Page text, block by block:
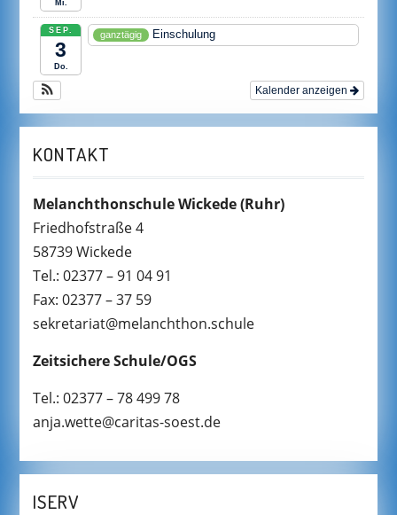
Mi.
SEP.
3
Do.
ganztägig Einschulung
Kalender anzeigen
KONTAKT
Melanchthonschule Wickede(Ruhr)
Friedhofstraße 4
58739 Wickede
Tel.: 02377 – 91 04 91
Fax: 02377 – 37 59
sekretariat@melanchthon.schule
Zeitsichere Schule/OGS
Tel.: 02377 – 78 499 78
anja.wette@caritas-soest.de
ISERV